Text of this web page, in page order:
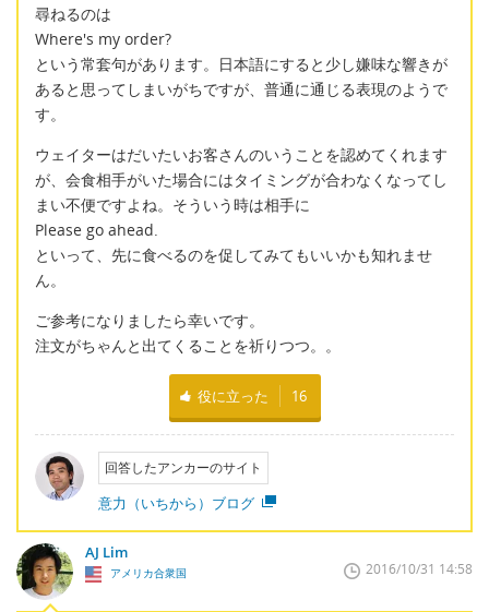
尋ねるのは
Where's my order?
という常套句があります。日本語にすると少し嫌味な響きが
あると思ってしまいがちですが、普通に通じる表現のようで
す。
ウェイターはだいたいお客さんのいうことを認めてくれます
が、会食相手がいた場合にはタイミングが合わなくなってし
まい不便ですよね。そういう時は相手に
Please go ahead.
といって、先に食べるのを促してみてもいいかも知れませ
ん。
ご参考になりましたら幸いです。
注文がちゃんと出てくることを祈りつつ。。
役に立った 16
回答したアンカーのサイト
意力（いちから）ブログ
AJ Lim
アメリカ合衆国 2016/10/31 14:58